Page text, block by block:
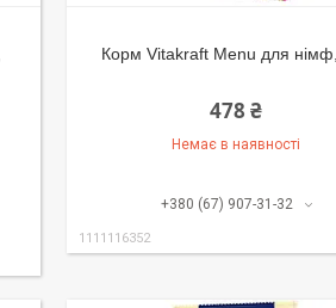
Корм Vitakraft Menu для
478 ₴
Немає в наявності
+380 (67) 907-31-32
1111116352